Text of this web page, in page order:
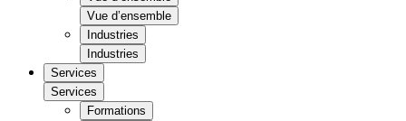
Vue d’ensemble
Industries
Industries
Services
Services
Formations